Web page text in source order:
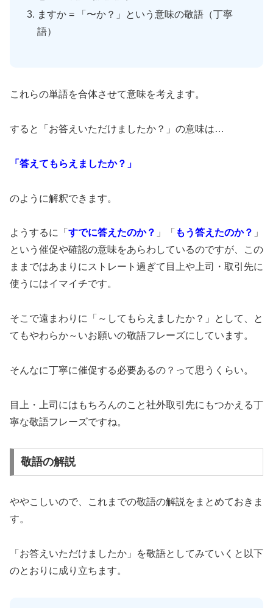
ますか = 「〜か？」という意味の敬語（丁寧
語）
これらの単語を合体させて意味を考えます。
すると「お答えいただけましたか？」の意味は…
「答えてもらえましたか？」
のように解釈できます。
ようするに「 すでに答えたのか？ 」「 もう答えたのか？ 」
という催促や確認の意味をあらわしているのですが、この
ままではあまりにストレート過ぎて目上や上司・取引先に
使うにはイマイチです。
そこで遠まわりに「～してもらえましたか？」として、と
てもやわらか～いお願いの敬語フレーズにしています。
そんなに丁寧に催促する必要あるの？って思うくらい。
目上・上司にはもちろんのこと社外取引先にもつかえる丁
寧な敬語フレーズですね。
敬語の解説
ややこしいので、これまでの敬語の解説をまとめておきま
す。
「お答えいただけましたか」を敬語としてみていくと以下
のとおりに成り立ちます。